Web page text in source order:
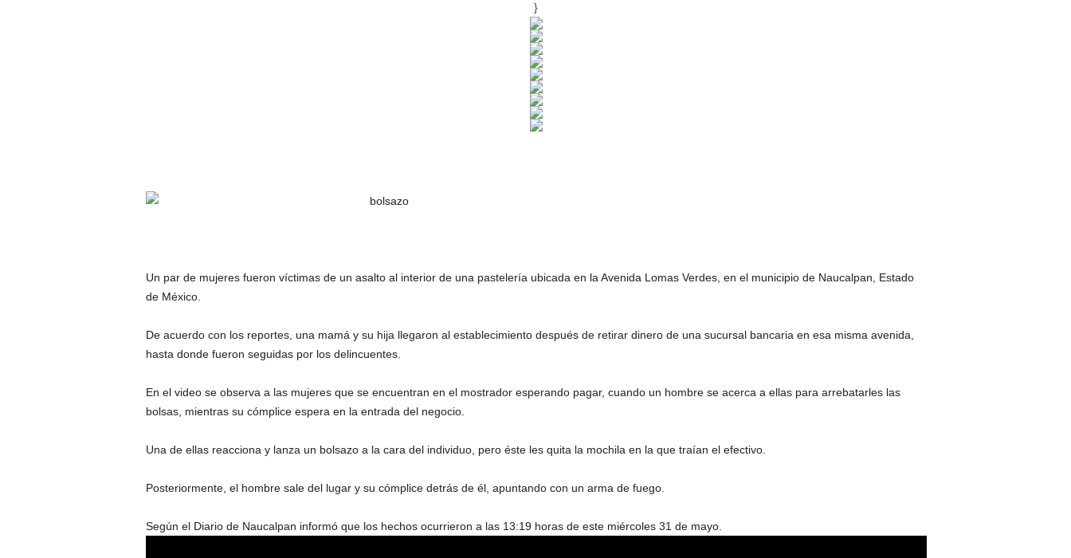
}
Un par de mujeres fueron víctimas de un asalto al interior de una pastelería ubicada en la Avenida Lomas Verdes, en el municipio de Naucalpan, Estado
de México.
De acuerdo con los reportes, una mamá y su hija llegaron al establecimiento después de retirar dinero de una sucursal bancaria en esa misma avenida,
hasta donde fueron seguidas por los delincuentes.
En el video se observa a las mujeres que se encuentran en el mostrador esperando pagar, cuando un hombre se acerca a ellas para arrebatarles las
bolsas, mientras su cómplice espera en la entrada del negocio.
Una de ellas reacciona y lanza un bolsazo a la cara del individuo, pero éste les quita la mochila en la que traían el efectivo.
Posteriormente, el hombre sale del lugar y su cómplice detrás de él, apuntando con un arma de fuego.
Según el Diario de Naucalpan informó que los hechos ocurrieron a las 13:19 horas de este miércoles 31 de mayo.